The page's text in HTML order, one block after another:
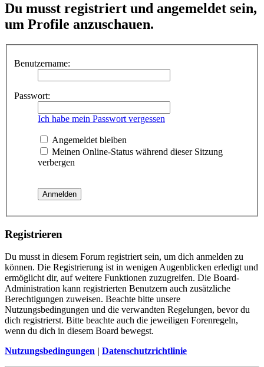
Du musst registriert und angemeldet sein,
um Profile anzuschauen.
Benutzername:
Passwort:
Ich habe mein Passwort vergessen
Angemeldet bleiben
Meinen Online-Status während dieser Sitzung
verbergen
Registrieren
Du musst in diesem Forum registriert sein, um dich anmelden zu
können. Die Registrierung ist in wenigen Augenblicken erledigt und
ermöglicht dir, auf weitere Funktionen zuzugreifen. Die Board-
Administration kann registrierten Benutzern auch zusätzliche
Berechtigungen zuweisen. Beachte bitte unsere
Nutzungsbedingungen und die verwandten Regelungen, bevor du
dich registrierst. Bitte beachte auch die jeweiligen Forenregeln,
wenn du dich in diesem Board bewegst.
Nutzungsbedingungen | Datenschutzrichtlinie